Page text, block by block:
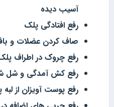
آسیب دیده
رفع افتادگی پلک
صاف کردن عضلات و
رفع چروک در اطراف
رفع کش آمدگی و شل
رفع پوست آویزان از